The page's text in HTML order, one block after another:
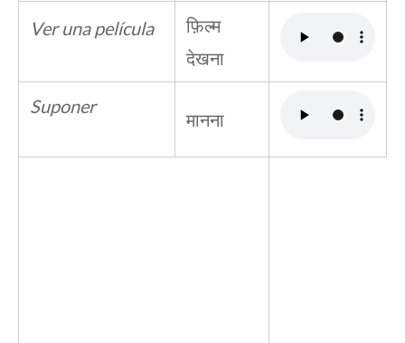
Ver una película
फ़िल्म
देखना
Suponer
मानना